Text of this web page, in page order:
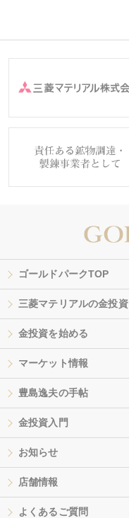
ゴールドパークTOP
三菱マテリアルの金投資
金投資を始める
マーケット情報
豊島逸夫の手帖
金投資入門
お知らせ
店舗情報
よくあるご質問